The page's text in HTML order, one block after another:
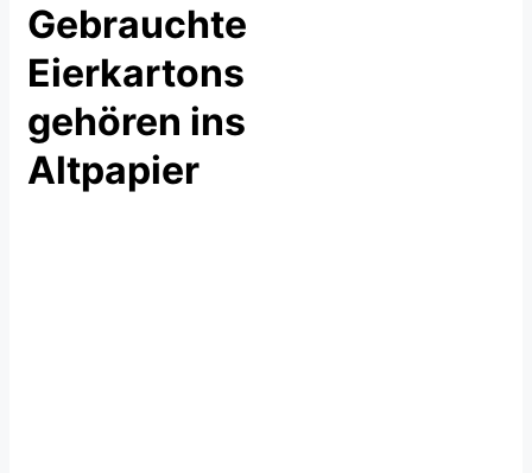
Gebrauchte
Eierkartons
gehören ins
Altpapier